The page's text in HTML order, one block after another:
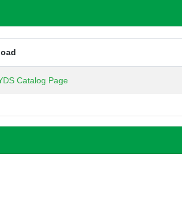
Catalog Page